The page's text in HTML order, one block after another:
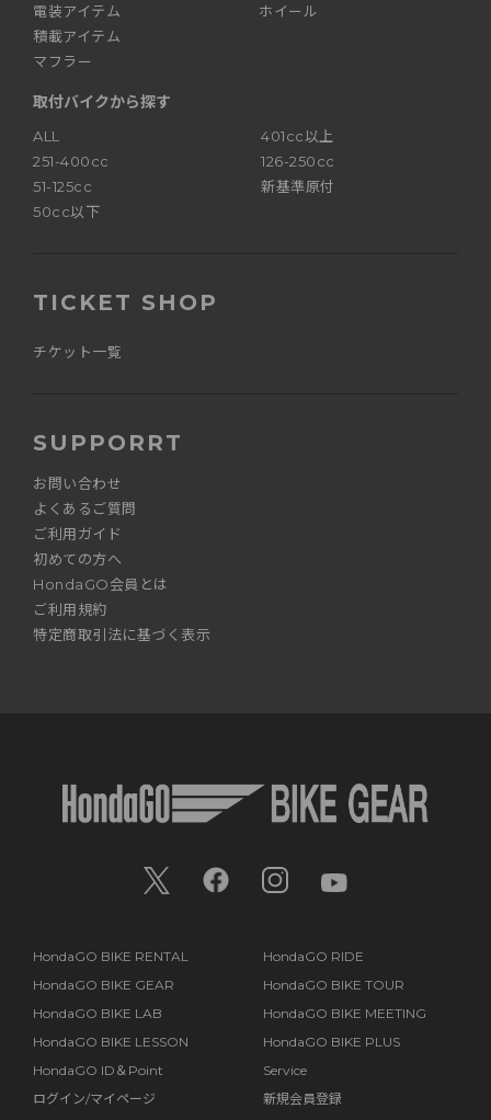
電装アイテム
積載アイテム
マフラー
ホイール
取付バイクから探す
ALL
401cc以上
251-400cc
126-250cc
51-125cc
新基準原付
50cc以下
TICKET SHOP
チケット一覧
SUPPORRT
お問い合わせ
よくあるご質問
ご利用ガイド
初めての方へ
HondaGO会員とは
ご利用規約
特定商取引法に基づく表示
HondaGO BIKE RENTAL
HondaGO RIDE
HondaGO BIKE GEAR
HondaGO BIKE TOUR
HondaGO BIKE LAB
HondaGO BIKE MEETING
HondaGO BIKE LESSON
HondaGO BIKE PLUS
HondaGO ID＆Point
Service
ログイン/マイページ
新規会員登録